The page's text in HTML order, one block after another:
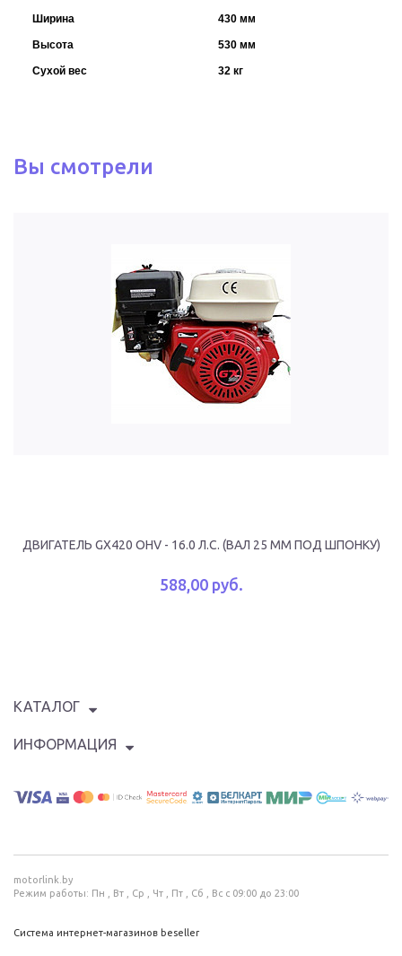
Ширина 430 мм
Высота 530 мм
Сухой вес 32 кг
Вы смотрели
ДВИГАТЕЛЬ GX420 OHV - 16.0 Л.С. (ВАЛ 25 ММ ПОД ШПОНКУ)
588,00 руб.
КАТАЛОГ
ИНФОРМАЦИЯ
motorlink.by
Режим работы: Пн , Вт , Ср , Чт , Пт , Сб , Вс c 09:00 до 23:00
Система интернет-магазинов beseller